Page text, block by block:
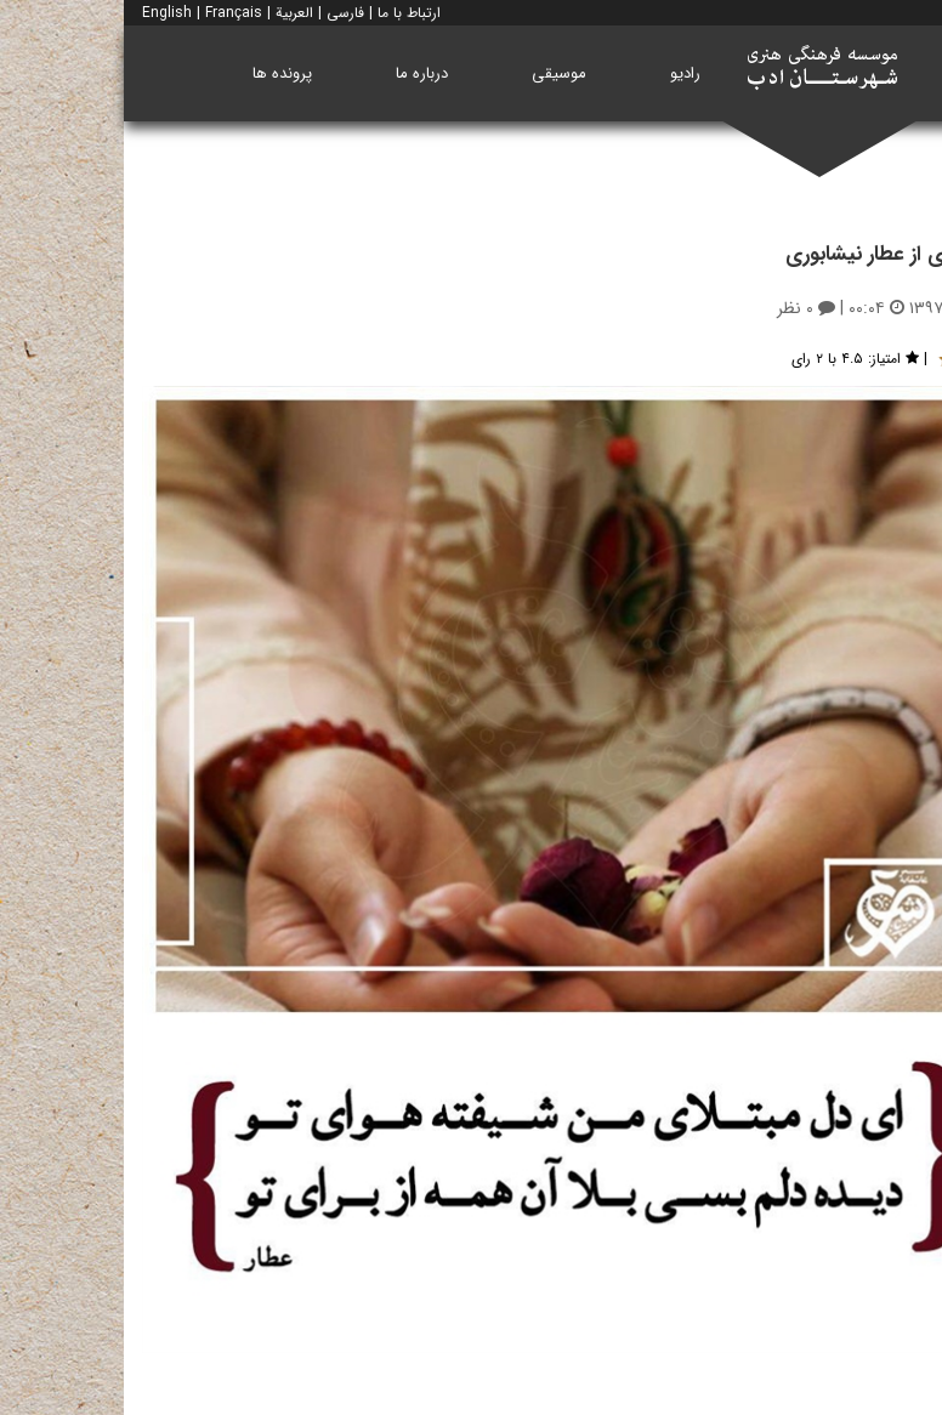
ارتباط با ما | فارسی | العربية |
English | Français
خانه رادیو موسیقی درباره ما پرونده ها
از عطار نیشابوری
۰۰:۰۴ | ۰ نظر
| امتیاز: ۴.۵ با ۲ رای